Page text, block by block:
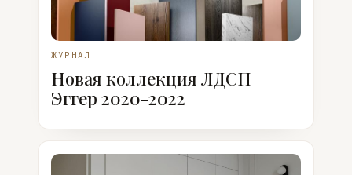
ЖУРНАЛ
Новая коллекция ЛДСП
Эггер 2020-2022